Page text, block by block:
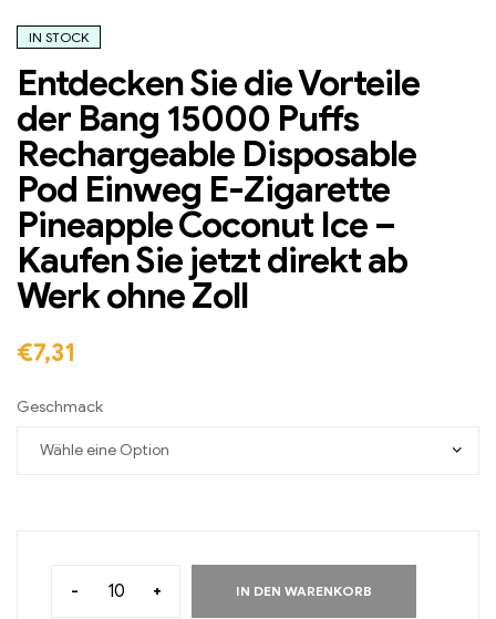
IN STOCK
Entdecken Sie die Vorteile
der Bang 15000 Puffs
Rechargeable Disposable
Pod Einweg E-Zigarette
Pineapple Coconut Ice –
Kaufen Sie jetzt direkt ab
Werk ohne Zoll
€7,31
Geschmack
- + IN DEN WARENKORB